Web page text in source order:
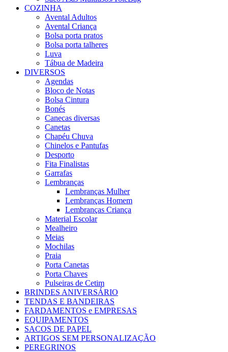
COZINHA
Avental Adultos
Avental Criança
Bolsa porta pratos
Bolsa porta talheres
Luva
Tábua de Madeira
DIVERSOS
Agendas
Bloco de Notas
Bolsa Cintura
Bonés
Canecas diversas
Canetas
Chapéu Chuva
Chinelos e Pantufas
Desporto
Fita Finalistas
Garrafas
Lembranças
Lembranças Mulher
Lembranças Homem
Lembranças Criança
Material Escolar
Mealheiro
Meias
Mochilas
Praia
Porta Canetas
Porta Chaves
Pulseiras de Cetim
BRINDES ANIVERSÁRIO
TENDAS E BANDEIRAS
FARDAMENTOS e EMPRESAS
EQUIPAMENTOS
SACOS DE PAPEL
ARTIGOS SEM PERSONALIZAÇÃO
PEREGRINOS